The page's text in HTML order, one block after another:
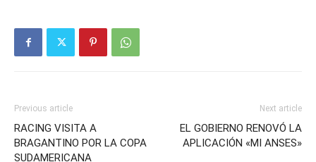
Previous article
RACING VISITA A
BRAGANTINO POR LA COPA
SUDAMERICANA
Next article
EL GOBIERNO RENOVÓ LA
APLICACIÓN «MI ANSES»